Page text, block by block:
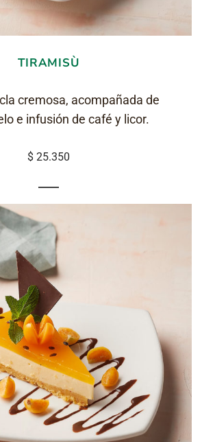
TIRAMISÙ
cremosa, acompañada de
e infusión de café y licor.
$ 25.350